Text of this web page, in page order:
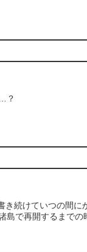
？
き続けていつの間
島で再開するまでの